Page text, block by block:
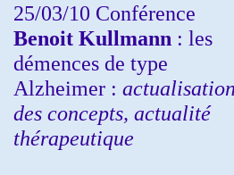
25/03/10 Conférence
Benoit Kullmann : les
démences de type
Alzheimer : actualisation
des concepts, actualité
thérapeutique